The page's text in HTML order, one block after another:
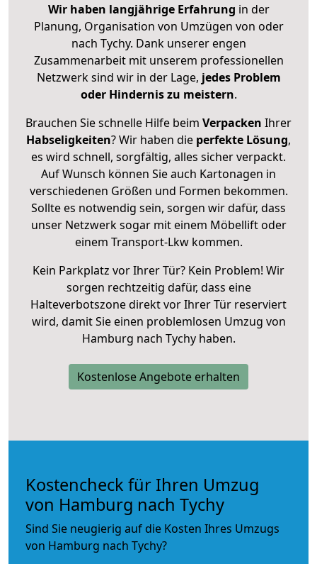
Wir haben langjährige Erfahrung in der
Planung, Organisation von Umzügen von oder
nach Tychy. Dank unserer engen
Zusammenarbeit mit unserem professionellen
Netzwerk sind wir in der Lage, jedes Problem
oder Hindernis zu meistern.
Brauchen Sie schnelle Hilfe beim Verpacken Ihrer
Habseligkeiten? Wir haben die perfekte Lösung,
es wird schnell, sorgfältig, alles sicher verpackt.
Auf Wunsch können Sie auch Kartonagen in
verschiedenen Größen und Formen bekommen.
Sollte es notwendig sein, sorgen wir dafür, dass
unser Netzwerk sogar mit einem Möbellift oder
einem Transport-Lkw kommen.
Kein Parkplatz vor Ihrer Tür? Kein Problem! Wir
sorgen rechtzeitig dafür, dass eine
Halteverbotszone direkt vor Ihrer Tür reserviert
wird, damit Sie einen problemlosen Umzug von
Hamburg nach Tychy haben.
Kostenlose Angebote erhalten
Kostencheck für Ihren Umzug
von Hamburg nach Tychy
Sind Sie neugierig auf die Kosten Ihres Umzugs
von Hamburg nach Tychy?